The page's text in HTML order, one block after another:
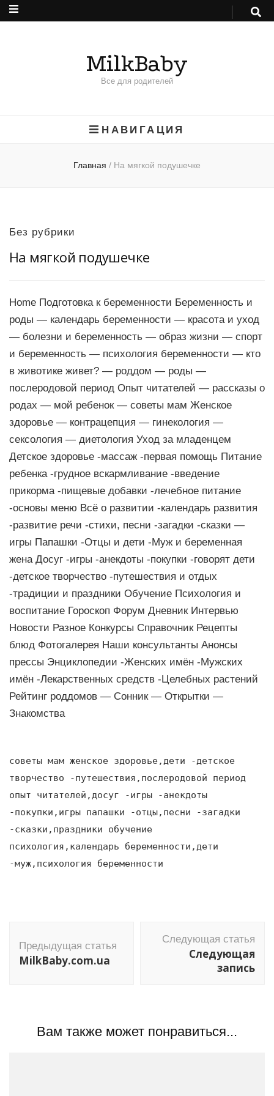
MilkBaby
Все для родителей
НАВИГАЦИЯ
Главная / На мягкой подушечке
Без рубрики
На мягкой подушечке
Home Подготовка к беременности Беременность и
роды — календарь беременности — красота и уход
— болезни и беременность — образ жизни — спорт
и беременность — психология беременности — кто
в животике живет? — роддом — роды —
послеродовой период Опыт читателей — рассказы о
родах — мой ребенок — советы мам Женское
здоровье — контрацепция — гинекология —
сексология — диетология Уход за младенцем
Детское здоровье -массаж -первая помощь Питание
ребенка -грудное вскармливание -введение
прикорма -пищевые добавки -лечебное питание
-основы меню Всё о развитии -календарь развития
-развитие речи -стихи, песни -загадки -сказки —
игры Папашки -Отцы и дети -Муж и беременная
жена Досуг -игры -анекдоты -покупки -говорят дети
-детское творчество -путешествия и отдых
-традиции и праздники Обучение Психология и
воспитание Гороскоп Форум Дневник Интервью
Новости Разное Конкурсы Справочник Рецепты
блюд Фотогалерея Наши консультанты Анонсы
прессы Энциклопедии -Женских имён -Мужских
имён -Лекарственных средств -Целебных растений
Рейтинг роддомов — Сонник — Открытки —
Знакомства
советы мам женское здоровье,дети -детское
творчество -путешествия,послеродовой период
опыт читателей,досуг -игры -анекдоты
-покупки,игры папашки -отцы,песни -загадки
-сказки,праздники обучение
психология,календарь беременности,дети
-муж,психология беременности
по
записям
Предыдущая статья
MilkBaby.com.ua
Следующая статья
Следующая
запись
Вам также может понравиться...